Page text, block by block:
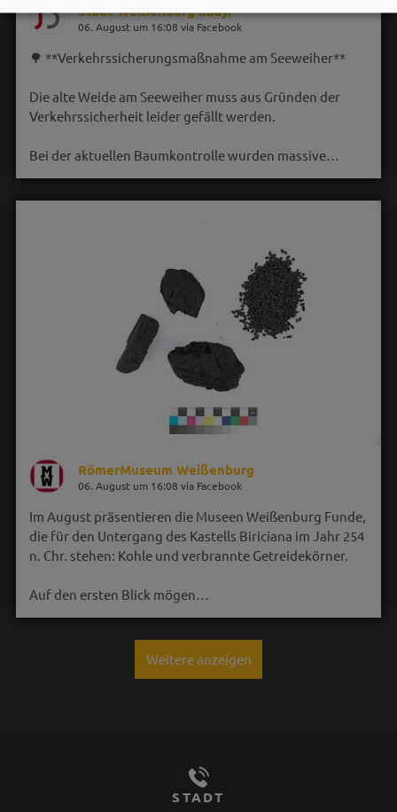
Stadt Weißenburg i.Bay.
06. August um 16:08 via Facebook
🌳 **Verkehrssicherungsmaßnahme am Seeweiher**
Die alte Weide am Seeweiher muss aus Gründen der
Verkehrssicherheit leider gefällt werden.
Bei der aktuellen Baumkontrolle wurden massive…
RömerMuseum Weißenburg
06. August um 16:08 via Facebook
Im August präsentieren die Museen Weißenburg Funde,
die für den Untergang des Kastells Biriciana im Jahr 254
n. Chr. stehen: Kohle und verbrannte Getreidekörner.
Auf den ersten Blick mögen…
Weitere anzeigen
STADT